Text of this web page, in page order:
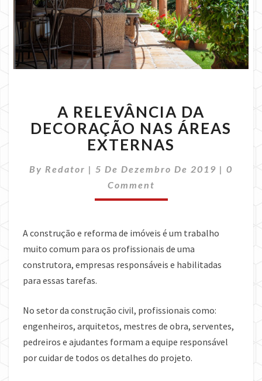
RELEVÂNCIA
DA
DECORAÇÃO
NAS
EXTERNAS
A RELEVÂNCIA DA
DECORAÇÃO NAS ÁREAS
EXTERNAS
By Redator | 5 De Dezembro De 2019 | 0
Comment
A construção e reforma de imóveis é um trabalho
muito comum para os profissionais de uma
construtora, empresas responsáveis e habilitadas
para essas tarefas.
No setor da construção civil, profissionais como:
engenheiros, arquitetos, mestres de obra, serventes,
pedreiros e ajudantes formam a equipe responsável
por cuidar de todos os detalhes do projeto.